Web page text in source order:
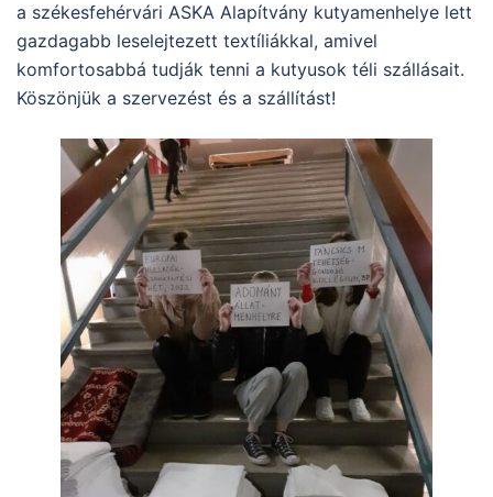
a székesfehérvári ASKA Alapítvány kutyamenhelye lett
gazdagabb leselejtezett textíliákkal, amivel
komfortosabbá tudják tenni a kutyusok téli szállásait.
Köszönjük a szervezést és a szállítást!